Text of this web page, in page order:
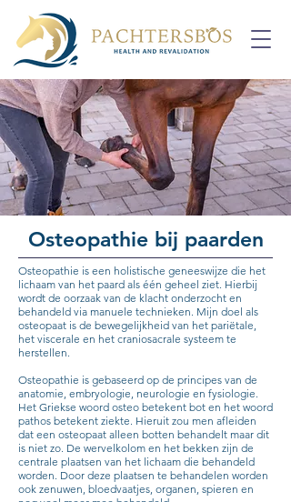
Osteopathie bij paarden
Osteopathie is een holistische geneeswijze die het
lichaam van het paard als één geheel ziet. Hierbij
wordt de oorzaak van de klacht onderzocht en
behandeld via manuele technieken. Mijn doel als
osteopaat is de bewegelijkheid van het pariëtale,
het viscerale en het craniosacrale systeem te
herstellen.
Osteopathie is gebaseerd op de principes van de
anatomie, embryologie, neurologie en fysiologie.
Het Griekse woord osteo betekent bot en het woord
pathos betekent ziekte. Hieruit zou men afleiden
dat een osteopaat alleen botten behandelt maar dit
is niet zo. De wervelkolom en het bekken zijn de
centrale plaatsen van het lichaam die behandeld
worden. Door deze plaatsen te behandelen worden
ook zenuwen, bloedvaatjes, organen, spieren en